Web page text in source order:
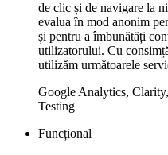
de clic și de navigare la
evalua în mod anonim
și pentru a îmbunătăți
utilizatorului. Cu
utilizăm următoarele
Google Analytics,
Testing
Funcțional